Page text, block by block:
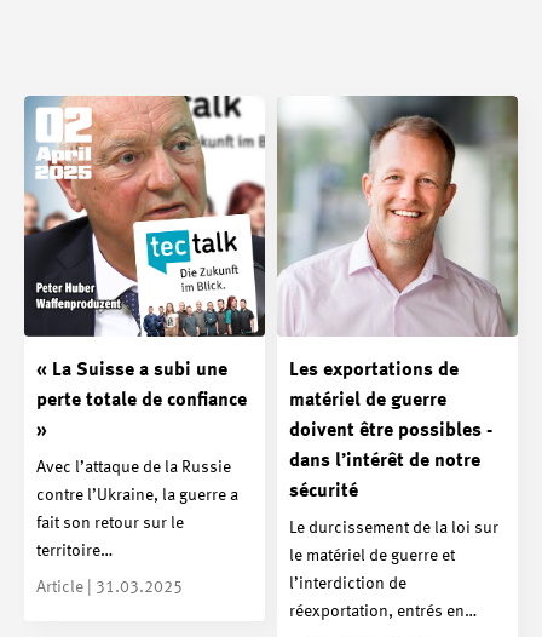
« La Suisse a subi une
perte totale de confiance
»
Avec l’attaque de la Russie
contre l’Ukraine, la guerre a
fait son retour sur le
territoire…
Article | 31.03.2025
Les exportations de
matériel de guerre
doivent être possibles -
dans l’intérêt de notre
sécurité
Le durcissement de la loi sur
le matériel de guerre et
l’interdiction de
réexportation, entrés en…